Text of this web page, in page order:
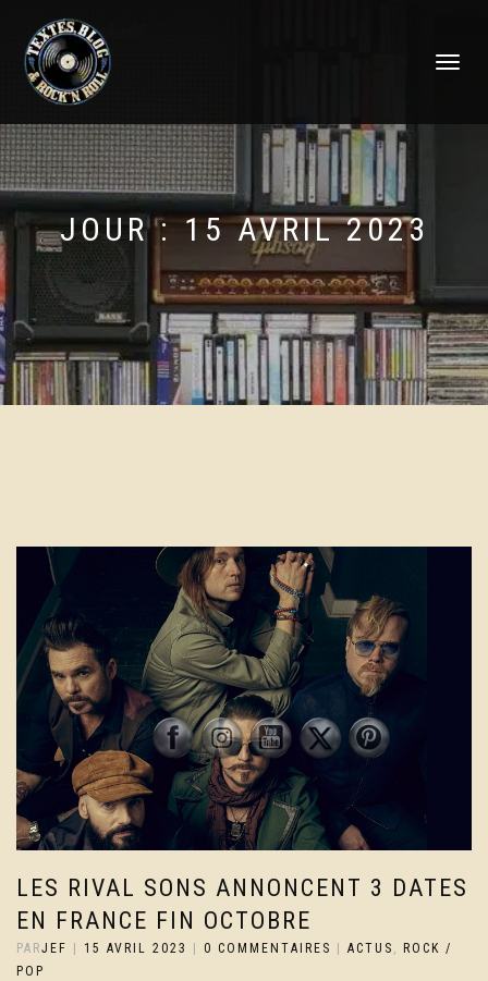
DÉPLIER
JOUR :15 AVRIL 2023
LES RIVAL SONS ANNONCENT 3 DATES
EN FRANCE FIN OCTOBRE
PARJEF | 15 AVRIL 2023 | 0 COMMENTAIRES | ACTUS
ROCK /
POP